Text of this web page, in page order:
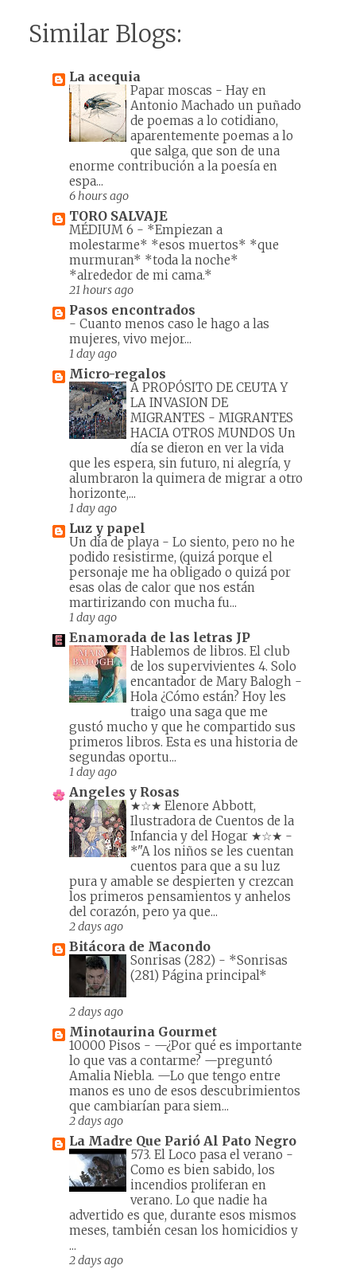
Similar Blogs:
La acequia
Papar moscas - Hay en
Antonio Machado un puñado
de poemas a lo cotidiano,
aparentemente poemas a lo
que salga, que son de una
enorme contribución a la poesía en
espa...
6 hours ago
TORO SALVAJE
MÉDIUM 6 - *Empiezan a
molestarme* *esos muertos* *que
murmuran* *toda la noche*
*alrededor de mi cama.*
21 hours ago
Pasos encontrados
- Cuanto menos caso le hago a las
mujeres, vivo mejor...
1 day ago
Micro-regalos
A PROPÓSITO DE CEUTA Y
LA INVASION DE
MIGRANTES - MIGRANTES
HACIA OTROS MUNDOS Un
día se dieron en ver la vida
que les espera, sin futuro, ni alegría, y
alumbraron la quimera de migrar a otro
horizonte,...
1 day ago
Luz y papel
Un día de playa - Lo siento, pero no he
podido resistirme, (quizá porque el
personaje me ha obligado o quizá por
esas olas de calor que nos están
martirizando con mucha fu...
1 day ago
Enamorada de las letras JP
Hablemos de libros. El club
de los supervivientes 4. Solo
encantador de Mary Balogh -
Hola ¿Cómo están? Hoy les
traigo una saga que me
gustó mucho y que he compartido sus
primeros libros. Esta es una historia de
segundas oportu...
1 day ago
Angeles y Rosas
★☆★ Elenore Abbott,
Ilustradora de Cuentos de la
Infancia y del Hogar ★☆★ -
*"A los niños se les cuentan
cuentos para que a su luz
pura y amable se despierten y crezcan
los primeros pensamientos y anhelos
del corazón, pero ya que...
2 days ago
Bitácora de Macondo
Sonrisas (282) - *Sonrisas
(281) Página principal*
2 days ago
Minotaurina Gourmet
10000 Pisos - —¿Por qué es importante
lo que vas a contarme? —preguntó
Amalia Niebla. —Lo que tengo entre
manos es uno de esos descubrimientos
que cambiarían para siem...
2 days ago
La Madre Que Parió Al Pato Negro
573. El Loco pasa el verano -
Como es bien sabido, los
incendios proliferan en
verano. Lo que nadie ha
advertido es que, durante esos mismos
meses, también cesan los homicidios y
...
2 days ago